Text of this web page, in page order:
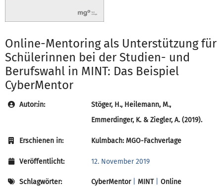
Online-Mentoring als Unterstützung für
Schülerinnen bei der Studien- und
Berufswahl in MINT: Das Beispiel
CyberMentor
Autor:in:
Stöger, H., Heilemann, M.,
Emmerdinger, K. & Ziegler, A. (2019).
Erschienen in: Kulmbach: MGO-Fachverlage
Veröffentlicht: 12. November 2019
Schlagwörter: CyberMentor| MINT| Online